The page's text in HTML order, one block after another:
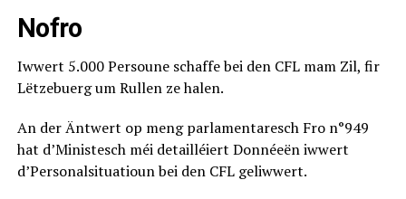
Nofro
Iwwert 5.000 Persoune schaffe bei den CFL mam Zil, fir
Lëtzebuerg um Rullen ze halen.
An der Äntwert op meng parlamentaresch Fro n°949
hat d’Ministesch méi detailléiert Donnéeën iwwert
d’Personalsituatioun bei den CFL geliwwert.